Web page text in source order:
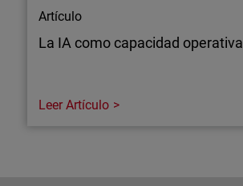
Artículo
La IA como capacidad operativa
Leer Artículo